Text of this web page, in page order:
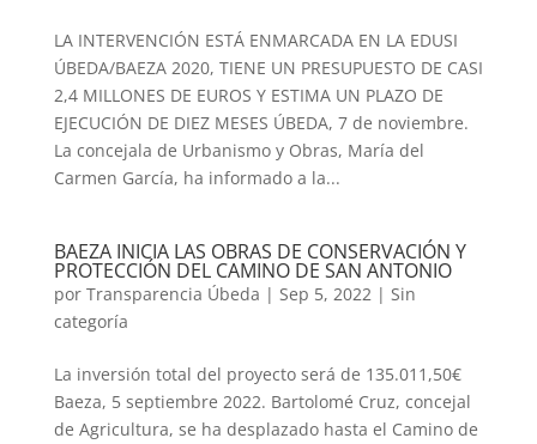
LA INTERVENCIÓN ESTÁ ENMARCADA EN LA EDUSI
ÚBEDA/BAEZA 2020, TIENE UN PRESUPUESTO DE CASI
2,4 MILLONES DE EUROS Y ESTIMA UN PLAZO DE
EJECUCIÓN DE DIEZ MESES ÚBEDA, 7 de noviembre.
La concejala de Urbanismo y Obras, María del
Carmen García, ha informado a la...
BAEZA INICIA LAS OBRAS DE CONSERVACIÓN Y
PROTECCIÓN DEL CAMINO DE SAN ANTONIO
por Transparencia Úbeda | Sep 5, 2022| Sin
categoría
La inversión total del proyecto será de 135.011,50€
Baeza, 5 septiembre 2022. Bartolomé Cruz, concejal
de Agricultura, se ha desplazado hasta el Camino de